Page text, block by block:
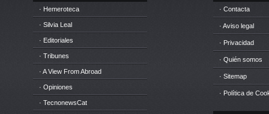
· Hemeroteca
· Silvia Leal
· Editoriales
· Tribunes
· A View From Abroad
· Opiniones
· TecnonewsCat
· Contacta
· Aviso legal
· Privacidad
· Quién somos
· Sitemap
· Política de